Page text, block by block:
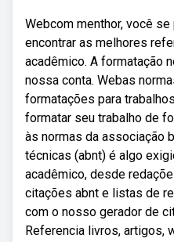
Webcom menthor, você
encontrar as melhores
acadêmico. A formatação
nossa conta. Webas
formatações para
formatar seu trabalho de
às normas da associação
técnicas (abnt) é algo
acadêmico, desde
citações abnt e listas de
com o nosso gerador de
Referencia livros, artigos,